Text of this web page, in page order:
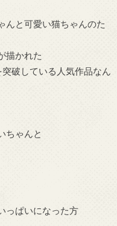
んと可愛い猫ちゃんのた
描かれた
破している人気作品なん
ちゃんと
っぱいになった方